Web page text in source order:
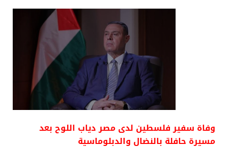
وفاة سفير فلسطين لدى مصر دياب اللوح بعد
مسيرة حافلة بالنضال والدبلوماسية